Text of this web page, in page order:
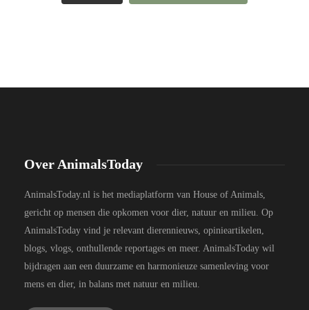
Over AnimalsToday
AnimalsToday.nl is het mediaplatform van House of Animals,
gericht op mensen die opkomen voor dier, natuur en milieu. Op
AnimalsToday vind je relevant dierennieuws, opinieartikelen,
blogs, vlogs, onthullende reportages en meer. AnimalsToday wil
bijdragen aan een duurzame en harmonieuze samenleving voor
mens en dier, in balans met natuur en milieu.